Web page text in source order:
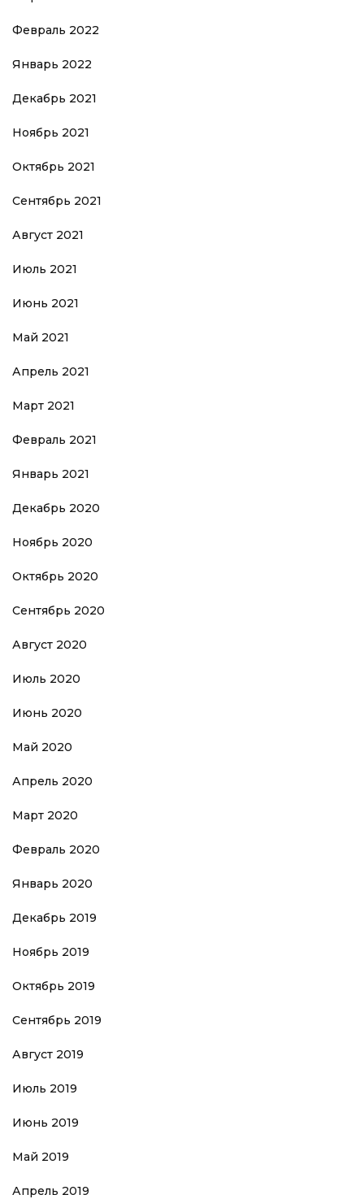
Февраль 2022
Январь 2022
Декабрь 2021
Ноябрь 2021
Октябрь 2021
Сентябрь 2021
Август 2021
Июль 2021
Июнь 2021
Май 2021
Апрель 2021
Март 2021
Февраль 2021
Январь 2021
Декабрь 2020
Ноябрь 2020
Октябрь 2020
Сентябрь 2020
Август 2020
Июль 2020
Июнь 2020
Май 2020
Апрель 2020
Март 2020
Февраль 2020
Январь 2020
Декабрь 2019
Ноябрь 2019
Октябрь 2019
Сентябрь 2019
Август 2019
Июль 2019
Июнь 2019
Май 2019
Апрель 2019